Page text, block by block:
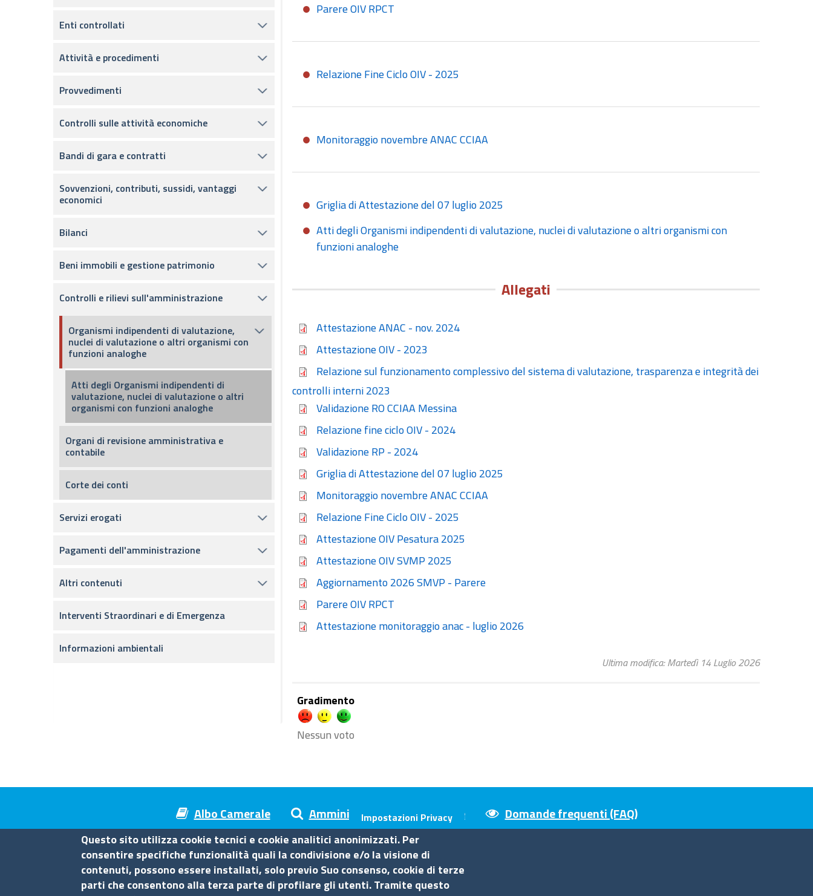
Enti controllati
Attività e procedimenti
Provvedimenti
Controlli sulle attività economiche
Bandi di gara e contratti
Sovvenzioni, contributi, sussidi, vantaggi
economici
Bilanci
Beni immobili e gestione patrimonio
Controlli e rilievi sull'amministrazione
Organismi indipendenti di valutazione,
nuclei di valutazione o altri organismi con
funzioni analoghe
Atti degli Organismi indipendenti di
valutazione, nuclei di valutazione o altri
organismi con funzioni analoghe
Organi di revisione amministrativa e
contabile
Corte dei conti
Servizi erogati
Pagamenti dell'amministrazione
Altri contenuti
Interventi Straordinari e di Emergenza
Informazioni ambientali
Parere OIV RPCT
Relazione Fine Ciclo OIV - 2025
Monitoraggio novembre ANAC CCIAA
Griglia di Attestazione del 07 luglio 2025
Atti degli Organismi indipendenti di valutazione, nuclei di valutazione o altri organismi con
funzioni analoghe
Allegati
Attestazione ANAC - nov. 2024
Attestazione OIV - 2023
Relazione sul funzionamento complessivo del sistema di valutazione, trasparenza e integrità dei
controlli interni 2023
Validazione RO CCIAA Messina
Relazione fine ciclo OIV - 2024
Validazione RP - 2024
Griglia di Attestazione del 07 luglio 2025
Monitoraggio novembre ANAC CCIAA
Relazione Fine Ciclo OIV - 2025
Attestazione OIV Pesatura 2025
Attestazione OIV SVMP 2025
Aggiornamento 2026 SMVP - Parere
Parere OIV RPCT
Attestazione monitoraggio anac - luglio 2026
Ultima modifica: Martedì 14 Luglio 2026
Gradimento
Nessun voto
Albo Camerale Amministrazione trasparente Domande frequenti (FAQ)
Camera di Commercio di Messina
Impostazioni Privacy
Questo sito utilizza cookie tecnici e cookie analitici anonimizzati. Per
consentire specifiche funzionalità quali la condivisione e/o la visione di
contenuti, possono essere installati, solo previo Suo consenso, cookie di terze
parti che consentono alla terza parte di profilare gli utenti. Tramite questo